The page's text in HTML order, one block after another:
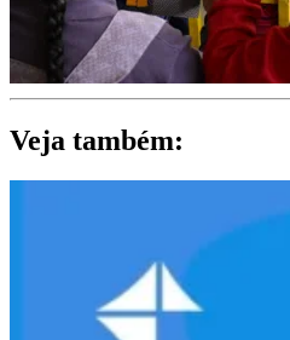
Veja também: